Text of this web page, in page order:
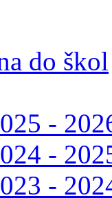
do škol
-
-
-